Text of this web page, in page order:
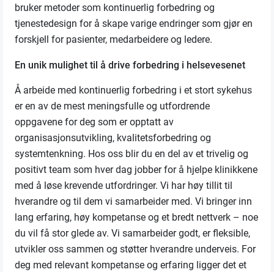
bruker metoder som kontinuerlig forbedring og
tjenestedesign for å skape varige endringer som gjør en
forskjell for pasienter, medarbeidere og ledere.
En unik mulighet til å drive forbedring i helsevesenet
Å arbeide med kontinuerlig forbedring i et stort sykehus
er en av de mest meningsfulle og utfordrende
oppgavene for deg som er opptatt av
organisasjonsutvikling, kvalitetsforbedring og
systemtenkning. Hos oss blir du en del av et trivelig og
positivt team som hver dag jobber for å hjelpe klinikkene
med å løse krevende utfordringer. Vi har høy tillit til
hverandre og til dem vi samarbeider med. Vi bringer inn
lang erfaring, høy kompetanse og et bredt nettverk – noe
du vil få stor glede av. Vi samarbeider godt, er fleksible,
utvikler oss sammen og støtter hverandre underveis. For
deg med relevant kompetanse og erfaring ligger det et